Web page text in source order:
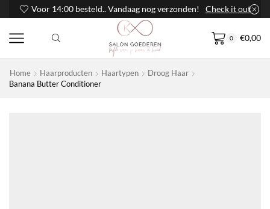
Voor 14:00 besteld.. Vandaag nog verzonden! Check it out
0 €0,00
Home Haarproducten Haartypen
Droog Haar
Banana Butter Conditioner